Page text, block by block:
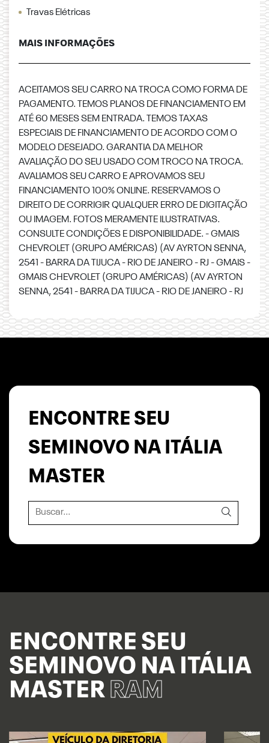
Travas Elétricas
MAIS INFORMAÇÕES
ACEITAMOS SEU CARRO NA TROCA COMO FORMA DE
PAGAMENTO. TEMOS PLANOS DE FINANCIAMENTO EM
ATÉ 60 MESES SEM ENTRADA. TEMOS TAXAS
ESPECIAIS DE FINANCIAMENTO DE ACORDO COM O
MODELO DESEJADO. GARANTIA DA MELHOR
AVALIAÇÃO DO SEU USADO COM TROCO NA TROCA.
AVALIAMOS SEU CARRO E APROVAMOS SEU
FINANCIAMENTO 100% ONLINE. RESERVAMOS O
DIREITO DE CORRIGIR QUALQUER ERRO DE DIGITAÇÃO
OU IMAGEM. FOTOS MERAMENTE ILUSTRATIVAS.
CONSULTE CONDIÇÕES E DISPONIBILIDADE. - GMAIS
CHEVROLET (GRUPO AMÉRICAS) (AV AYRTON SENNA,
2541 - BARRA DA TIJUCA - RIO DE JANEIRO - RJ - GMAIS -
GMAIS CHEVROLET (GRUPO AMÉRICAS) (AV AYRTON
SENNA, 2541 - BARRA DA TIJUCA - RIO DE JANEIRO - RJ
ENCONTRE SEU
SEMINOVO NA ITÁLIA
MASTER
ENCONTRE SEU
SEMINOVO NA ITÁLIA
MASTER RAM